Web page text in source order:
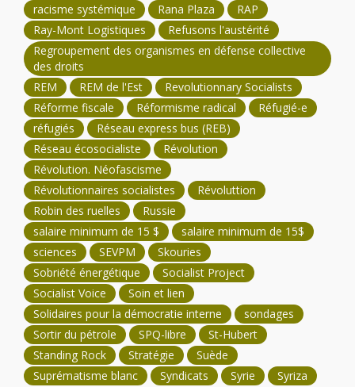
racisme systémique
Rana Plaza
RAP
Ray-Mont Logistiques
Refusons l'austérité
Regroupement des organismes en défense collective
des droits
REM
REM de l'Est
Revolutionnary Socialists
Réforme fiscale
Réformisme radical
Réfugié-e
réfugiés
Réseau express bus (REB)
Réseau écosocialiste
Révolution
Révolution. Néofascisme
Révolutionnaires socialistes
Révoluttion
Robin des ruelles
Russie
salaire minimum de 15 $
salaire minimum de 15$
sciences
SEVPM
Skouries
Sobriété énergétique
Socialist Project
Socialist Voice
Soin et lien
Solidaires pour la démocratie interne
sondages
Sortir du pétrole
SPQ-libre
St-Hubert
Standing Rock
Stratégie
Suède
Suprématisme blanc
Syndicats Syrie
Syriza